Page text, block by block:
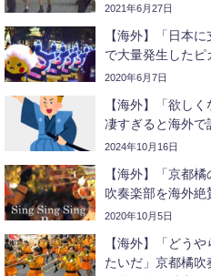
2021年6月27日
【海外】「日本
で大量発生したピ
2020年6月7日
【海外】「欲し
凄すぎると海外で
2024年10月16日
【海外】「京都
吹奏楽部を海外絶
2020年10月5日
【海外】「どう
たいだ」京都橘吹